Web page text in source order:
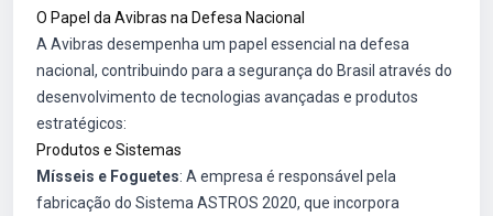
O Papel da Avibras na Defesa Nacional
A Avibras desempenha um papel essencial na defesa
nacional, contribuindo para a segurança do Brasil através do
desenvolvimento de tecnologias avançadas e produtos
estratégicos:
Produtos e Sistemas
Mísseis e Foguetes: A empresa é responsável pela
fabricação do Sistema ASTROS 2020, que incorpora